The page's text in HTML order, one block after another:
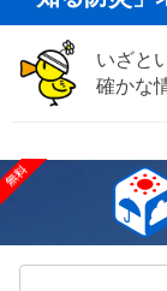
いざと
確かな